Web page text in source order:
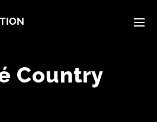
Country